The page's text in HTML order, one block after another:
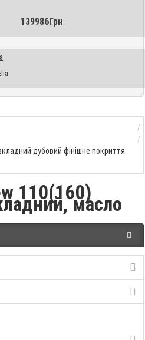
139986Грн
дубовий фінішне покриття
110(160)
масло